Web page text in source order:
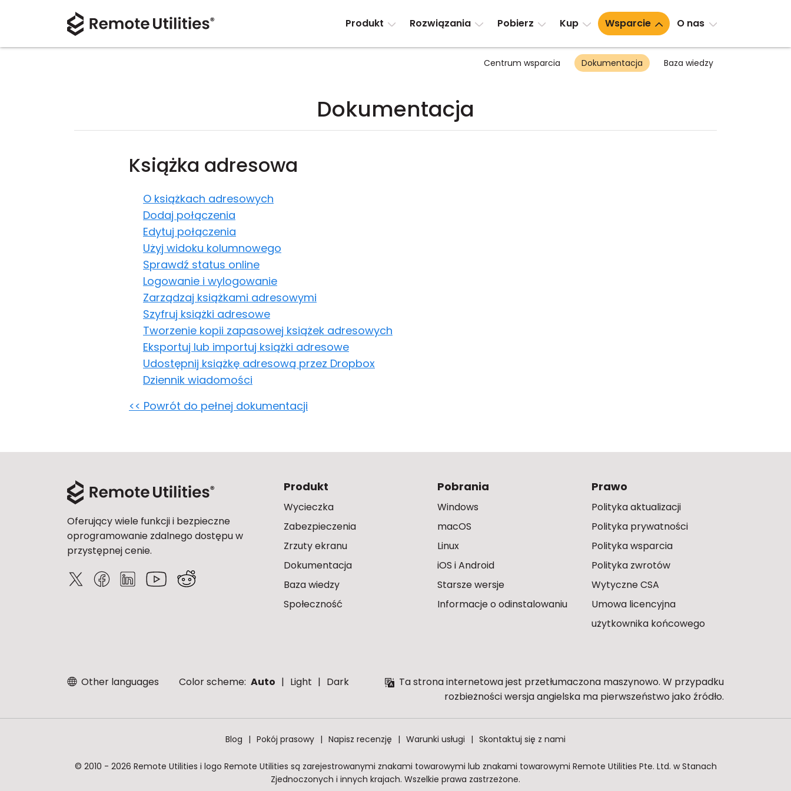
Produkt Rozwiązania Pobierz Kup Wsparcie O nas
Centrum wsparcia Dokumentacja Baza wiedzy
Dokumentacja
Książka adresowa
O książkach adresowych
Dodaj połączenia
Edytuj połączenia
Użyj widoku kolumnowego
Sprawdź status online
Logowanie i wylogowanie
Zarządzaj książkami adresowymi
Szyfruj książki adresowe
Tworzenie kopii zapasowej książek adresowych
Eksportuj lub importuj książki adresowe
Udostępnij książkę adresową przez Dropbox
Dziennik wiadomości
<< Powrót do pełnej dokumentacji
Oferujący wiele funkcji i bezpieczne
oprogramowanie zdalnego dostępu w
przystępnej cenie.
Produkt
Wycieczka
Zabezpieczenia
Zrzuty ekranu
Dokumentacja
Baza wiedzy
Społeczność
Pobrania
Windows
macOS
Linux
iOS i Android
Starsze wersje
Informacje o odinstalowaniu
Prawo
Polityka aktualizacji
Polityka prywatności
Polityka wsparcia
Polityka zwrotów
Wytyczne CSA
Umowa licencyjna
użytkownika końcowego
Other languages Color scheme: Auto Light Dark
Ta strona internetowa jest przetłumaczona maszynowo. W przypadku
rozbieżności wersja angielska ma pierwszeństwo jako źródło.
Blog Pokój prasowy Napisz recenzję Warunki usługi Skontaktuj się z nami
© 2010 - 2026 Remote Utilities i logo Remote Utilities są zarejestrowanymi znakami towarowymi lub znakami towarowymi Remote Utilities Pte. Ltd. w Stanach
Zjednoczonych i innych krajach. Wszelkie prawa zastrzeżone.